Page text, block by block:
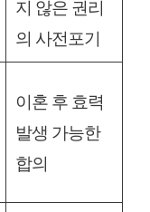
지 않은 권리
의 사전포기
이혼 후 효력
발생 가능한
합의